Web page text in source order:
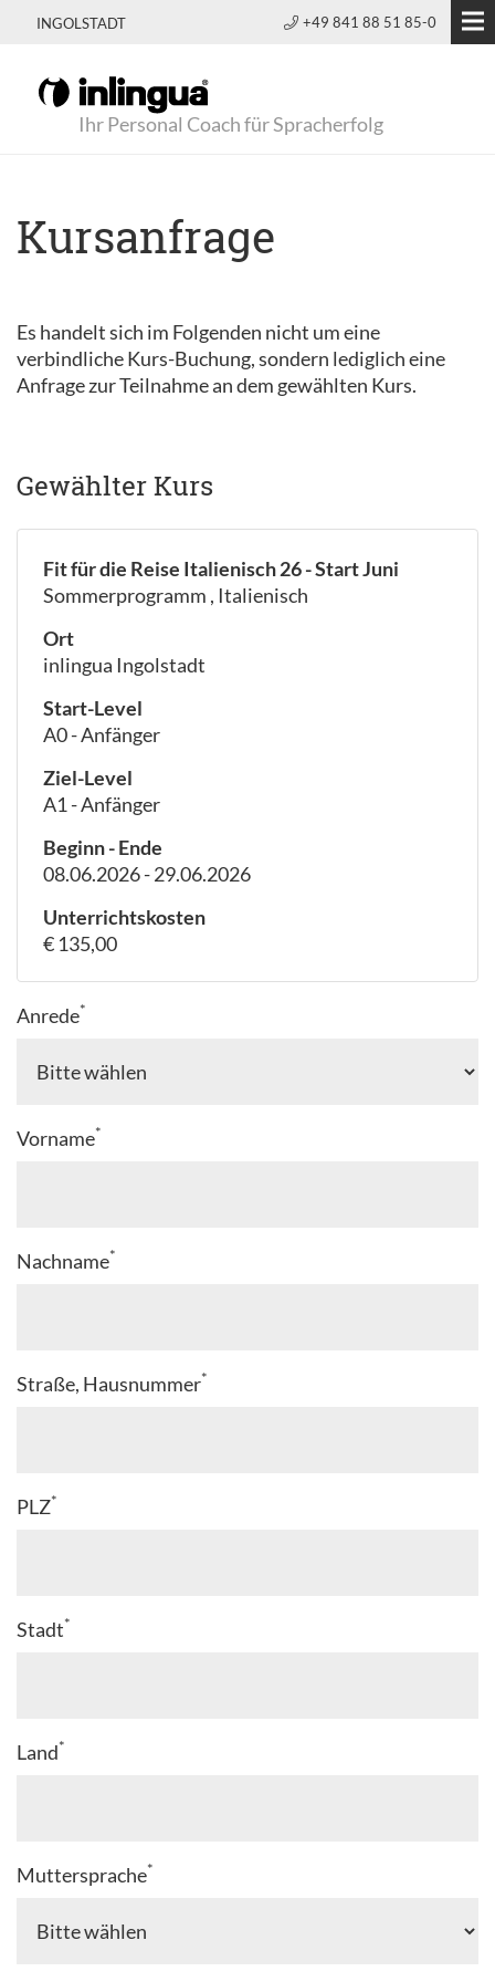
INGOLSTADT +49 841 88 51 85-0
Ihr Personal Coach für Spracherfolg
Kursanfrage
Es handelt sich im Folgenden nicht um eine
verbindliche Kurs-Buchung, sondern lediglich eine
Anfrage zur Teilnahme an dem gewählten Kurs.
Gewählter Kurs
Fit für die Reise Italienisch 26 - Start Juni
Sommerprogramm , Italienisch
Ort
inlingua Ingolstadt
Start-Level
A0 - Anfänger
Ziel-Level
A1 - Anfänger
Beginn - Ende
08.06.2026 - 29.06.2026
Unterrichtskosten
€ 135,00
Anrede*
Vorname*
Nachname*
Straße, Hausnummer*
PLZ*
Stadt*
Land*
Muttersprache*